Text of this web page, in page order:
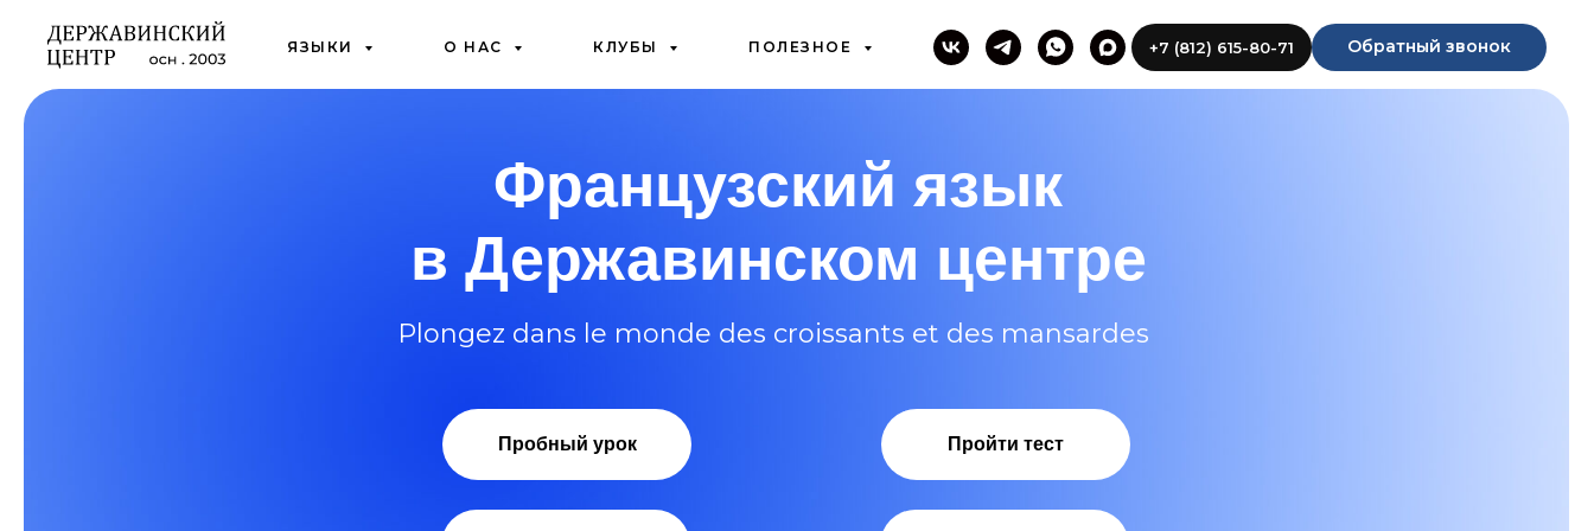
ЯЗЫКИ О НАС КЛУБЫ ПОЛЕЗНОЕ +7 (812) 615-80-71 Обратный звонок
Французский язык
в Державинском центре
Plongez dans le monde des croissants et des mansardes
Пробный урок Пройти тест